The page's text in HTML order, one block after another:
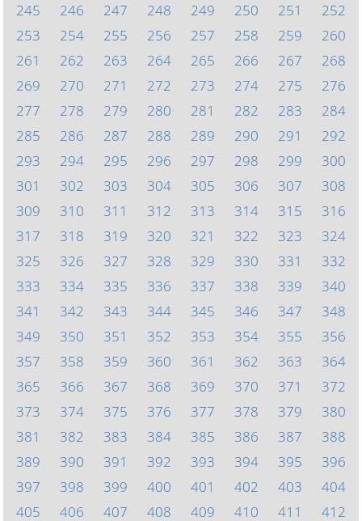
245
246 247 248 249 250 251
252
253
254 255 256 257 258 259
260
261
262 263 264 265 266 267
268
269
270 271 272 273 274 275
276
277
278 279 280 281 282 283
284
285
286 287 288 289 290 291
292
293
294 295 296 297 298 299
300
301
302 303 304 305 306 307
308
309
310 311 312 313 314 315
316
317
318 319 320 321 322 323
324
325
326 327 328 329 330 331
332
333
334 335 336 337 338 339
340
341
342 343 344 345 346 347
348
349
350 351 352 353 354 355
356
357
358 359 360 361 362 363
364
365
366 367 368 369 370 371
372
373
374 375 376 377 378 379
380
381
382 383 384 385 386 387
388
389
390 391 392 393 394 395
396
397
398 399 400 401 402 403
404
405
406 407 408 409 410 411 412